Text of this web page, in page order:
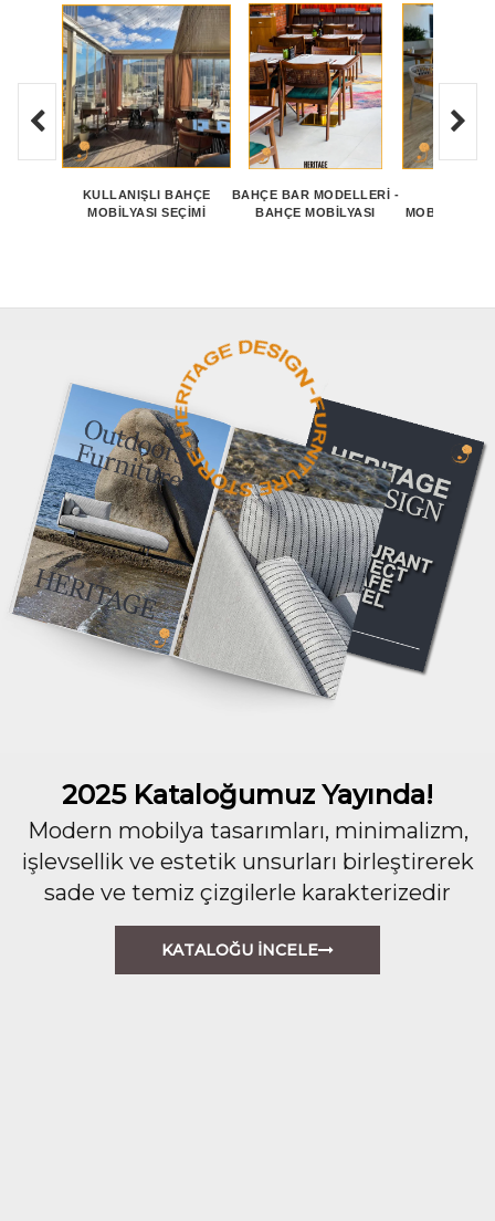
KULLANIŞLI BAHÇE
MOBILYASI SEÇIMI
BAHÇE BAR MODELLERİ -
BAHÇE MOBİLYASI
2025 Kataloğumuz Yayında!
Modern mobilya tasarımları, minimalizm,
işlevsellik ve estetik unsurları birleştirerek
sade ve temiz çizgilerle karakterizedir
KATALOĞU İNCELE